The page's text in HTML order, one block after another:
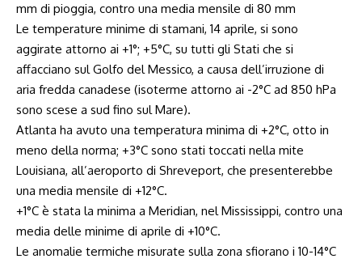
mm di pioggia, contro una media mensile di 80 mm
Le temperature minime di stamani, 14 aprile, si sono
aggirate attorno ai +1°; +5°C, su tutti gli Stati che si
affacciano sul Golfo del Messico, a causa dell’irruzione di
aria fredda canadese (isoterme attorno ai -2°C ad 850 hPa
sono scese a sud fino sul Mare).
Atlanta ha avuto una temperatura minima di +2°C, otto in
meno della norma; +3°C sono stati toccati nella mite
Louisiana, all’aeroporto di Shreveport, che presenterebbe
una media mensile di +12°C.
+1°C è stata la minima a Meridian, nel Mississippi, contro una
media delle minime di aprile di +10°C.
Le anomalie termiche misurate sulla zona sfiorano i 10-14°C